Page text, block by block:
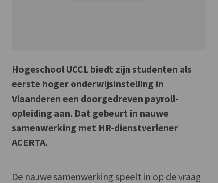
Hogeschool UCCL biedt zijn studenten als
eerste hoger onderwijsinstelling in
Vlaanderen een doorgedreven payroll-
opleiding aan. Dat gebeurt in nauwe
samenwerking met HR-dienstverlener
ACERTA.
De nauwe samenwerking speelt in op de vraag